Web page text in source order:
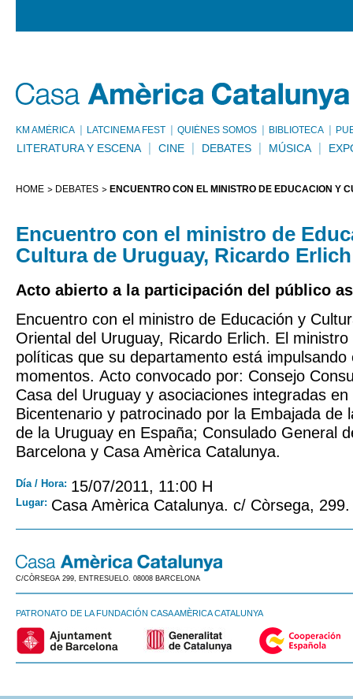
KM AMÈRICA LATCINEMA FEST QUIÉNES SOMOS BIBLIOTECA
LITERATURA Y ESCENA CINE DEBATES MÚSICA
HOME DEBATES ENCUENTRO CON EL MINISTRO DE EDUCACIÓN Y
Encuentro con el ministro de
Cultura de Uruguay, Ricardo Erlich
Acto abierto a la participación del público
Encuentro con el ministro de Educación y
Oriental del Uruguay, Ricardo Erlich. El
políticas que su departamento está impulsando
momentos. Acto convocado por: Consejo
Casa del Uruguay y asociaciones integradas
Bicentenario y patrocinado por la Embajada de
de la Uruguay en España; Consulado General
Barcelona y Casa Amèrica Catalunya.
Día / Hora: 15/07/2011, 11:00 H
Lugar: Casa Amèrica Catalunya. c/ Còrsega,
C/CÒRSEGA 299, ENTRESUELO. 08008 BARCELONA
PATRONATO DE LA FUNDACIÓN CASA AMÈRICA CATALUNYA